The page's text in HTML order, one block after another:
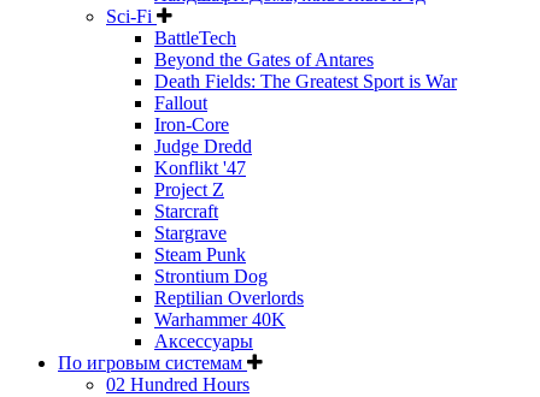
Sci-Fi
BattleTech
Beyond the Gates of Antares
Death Fields: The Greatest Sport is War
Fallout
Iron-Core
Judge Dredd
Konflikt '47
Project Z
Starcraft
Stargrave
Steam Punk
Strontium Dog
Reptilian Overlords
Warhammer 40K
Аксессуары
По игровым системам
02 Hundred Hours